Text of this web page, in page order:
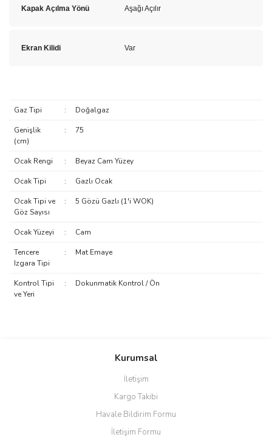
Kapak Açılma Yönü Aşağı Açılır
Ekran Kilidi Var
Gaz Tipi : Doğalgaz
Genişlik
(cm)
: 75
Ocak Rengi : Beyaz Cam Yüzey
Ocak Tipi : Gazlı Ocak
Ocak Tipi ve
Göz Sayısı
: 5 Gözü Gazlı (1'i WOK)
Ocak Yüzeyi : Cam
Tencere
Izgara Tipi
: Mat Emaye
Kontrol Tipi
ve Yeri
: Dokunmatik Kontrol / Ön
Bu ürüne ilk yorumu siz yapın!
Ürün resmi kalitesiz, bozuk veya görüntülenemiyor.
Ürün açıklamasında eksik bilgiler bulunuyor.
Ürün bilgilerinde hatalar bulunuyor.
Kurumsal
İletişim
Kargo Takibi
Havale Bildirim Formu
İletişim Formu